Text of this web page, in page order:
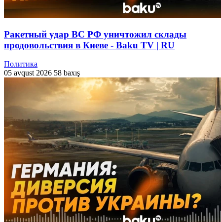
Ракетный удар ВС РФ уничтожил склады
продовольствия в Киеве - Baku TV | RU
Политика
05 avqust 2026 58 baxış